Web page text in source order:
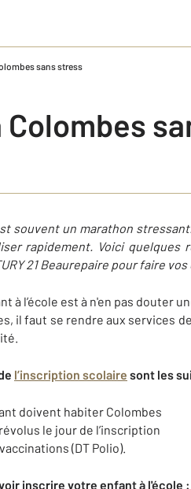
sans stress
Colombes
souvent un marathon
rapidement. Voici quelques
21 Beaurepaire pour faire
à l’école est à n'en pas douter
il faut se rendre aux services
l’inscription scolaire sont les
doivent habiter Colombes
le jour de l’inscription
(DT Polio).
inscrire votre enfant à l'école :